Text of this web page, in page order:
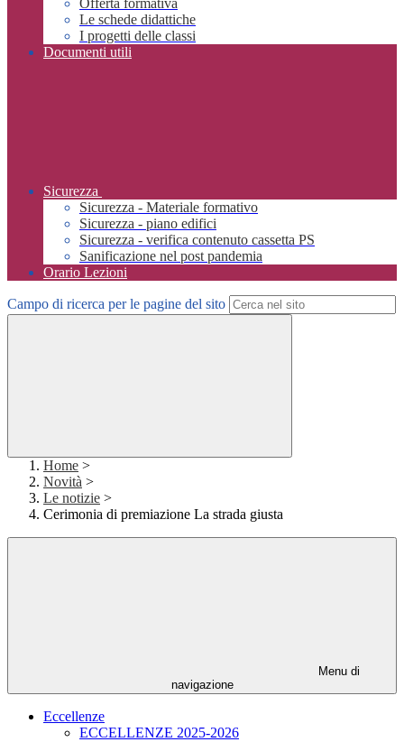
Offerta formativa
Le schede didattiche
I progetti delle classi
Documenti utili
Sicurezza
Sicurezza - Materiale formativo
Sicurezza - piano edifici
Sicurezza - verifica contenuto cassetta PS
Sanificazione nel post pandemia
Orario Lezioni
Campo di ricerca per le pagine del sito
Home >
Novità >
Le notizie >
Cerimonia di premiazione La strada giusta
Menu di
navigazione
Eccellenze
ECCELLENZE 2025-2026